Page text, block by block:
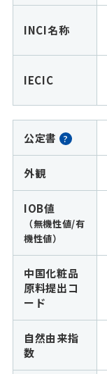
INCI名称
IECIC
公定書 ?
外観
IOB値
（無機性値/有
機性値）
中国化粧品
原料提出コ
ード
自然由来指
数